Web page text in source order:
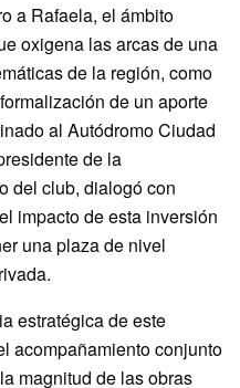
a Rafaela, el ámbito
oxigena las arcas de una
de la región, como
de un aporte
al Autódromo Ciudad
de la
del club, dialogó con
impacto de esta inversión
una plaza de nivel
estratégica de este
acompañamiento conjunto
magnitud de las obras